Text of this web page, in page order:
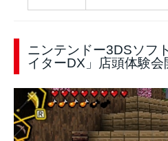
ニンテンドー3DSソフ
イターDX」店頭体験会